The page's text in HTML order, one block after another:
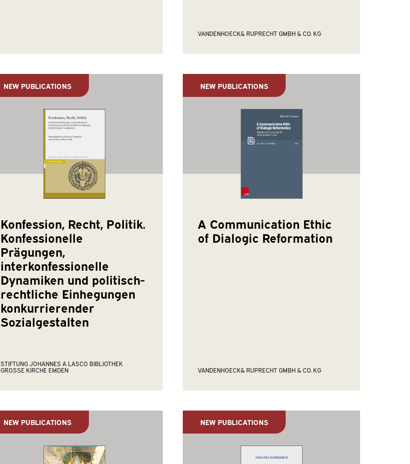
VANDENHOECK& RUPRECHT GMBH & CO. KG
NEW PUBLICATIONS
Konfession, Recht, Politik.
Konfessionelle
Prägungen,
interkonfessionelle
Dynamiken und politisch-
rechtliche Einhegungen
konkurrierender
Sozialgestalten
STIFTUNG JOHANNES A LASCO BIBLIOTHEK
GROSSE KIRCHE EMDEN
NEW PUBLICATIONS
A Communication Ethic
of Dialogic Reformation
VANDENHOECK& RUPRECHT GMBH & CO. KG
NEW PUBLICATIONS NEW PUBLICATIONS